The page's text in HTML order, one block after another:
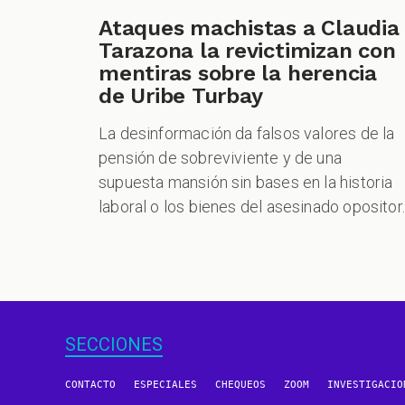
Ataques machistas a Claudia
Tarazona la revictimizan con
mentiras sobre la herencia
de Uribe Turbay
La desinformación da falsos valores de la
pensión de sobreviviente y de una
supuesta mansión sin bases en la historia
laboral o los bienes del asesinado opositor.
SECCIONES
CONTACTO ESPECIALES CHEQUEOS ZOOM